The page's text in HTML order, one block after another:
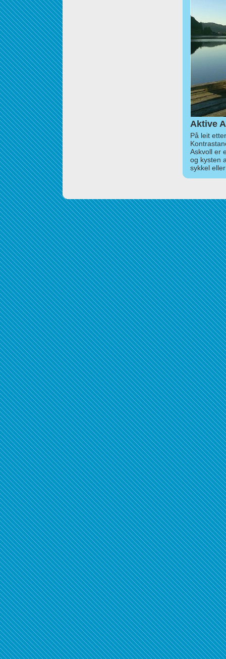
Aktive
På leit
Askvoll er
og kysten
sykkel